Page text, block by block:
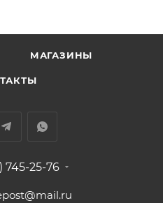
МАГАЗИНЫ
745-25-76